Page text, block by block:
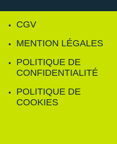
CGV
MENTION LÉGALES
POLITIQUE DE
CONFIDENTIALITÉ
POLITIQUE DE
COOKIES